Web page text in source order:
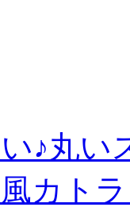
♪丸い
カト